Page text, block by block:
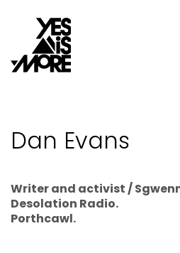
Dan Evans
Writer and activist /
Desolation Radio.
Porthcawl.